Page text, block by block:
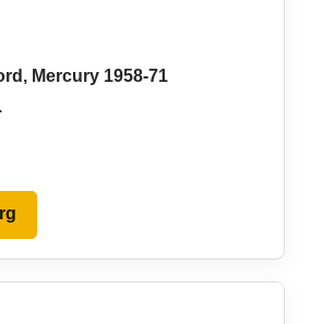
Mercury 1958-71
priset var: 785,00 kr.
Det nuvarande priset är: 700,00 kr.